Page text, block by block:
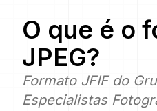
O que é o
JPEG?
Formato JFIF do
Especialistas